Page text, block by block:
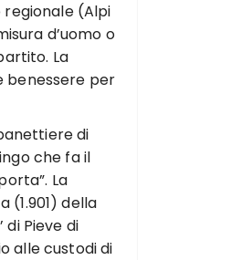
regionale (Alpi
d’uomo o
La
benessere per
di
che fa il
La
(1.901) della
di Pieve di
alle custodi di